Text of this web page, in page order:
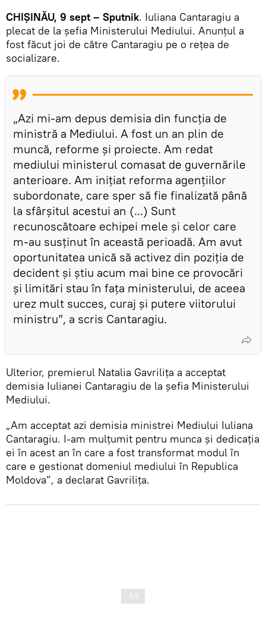
CHIȘINĂU, 9 sept – Sputnik. Iuliana Cantaragiu a
plecat de la șefia Ministerului Mediului. Anunțul a
fost făcut joi de către Cantaragiu pe o rețea de
socializare.
„Azi mi-am depus demisia din funcția de
ministră a Mediului. A fost un an plin de
muncă, reforme și proiecte. Am redat
mediului ministerul comasat de guvernările
anterioare. Am inițiat reforma agențiilor
subordonate, care sper să fie finalizată până
la sfârșitul acestui an (...) Sunt
recunoscătoare echipei mele și celor care
m-au susținut în această perioadă. Am avut
oportunitatea unică să activez din poziția de
decident și știu acum mai bine ce provocări
și limitări stau în fața ministerului, de aceea
urez mult succes, curaj și putere viitorului
ministru”, a scris Cantaragiu.
Ulterior, premierul Natalia Gavrilița a acceptat
demisia Iulianei Cantaragiu de la șefia Ministerului
Mediului.
„Am acceptat azi demisia ministrei Mediului Iuliana
Cantaragiu. I-am mulțumit pentru munca și dedicația
ei în acest an în care a fost transformat modul în
care e gestionat domeniul mediului în Republica
Moldova”, a declarat Gavrilița.